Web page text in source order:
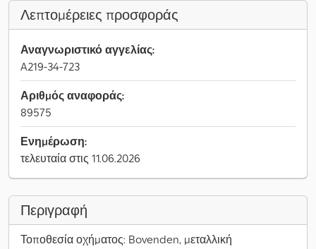
Λεπτομέρειες προσφοράς
Αναγνωριστικό αγγελίας:
A219-34-723
Αριθμός αναφοράς:
89575
Ενημέρωση:
τελευταία στις 11.06.2026
Περιγραφή
Τοποθεσία οχήματος: Bovenden, μεταλλική